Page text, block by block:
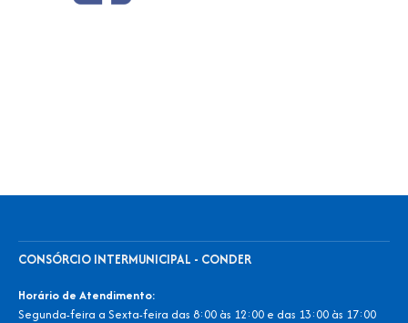
CONSÓRCIO INTERMUNICIPAL - CONDER
Horário de Atendimento:
Segunda-feira a Sexta-feira das 8:00 às 12:00 e das 13:00 às 17:00